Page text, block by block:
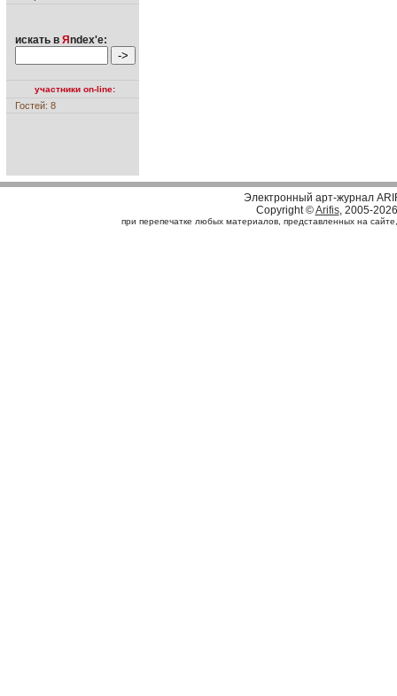
искать в Я ndex'е:
участники on-line:
Гостей: 8
Электронный арт-журнал
Copyright ©Arifis, 2005-2026
при перепечатке любых материалов, представленных на